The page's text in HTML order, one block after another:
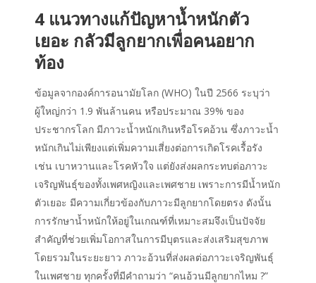
4 แนวทางแก้ปัญหาน้ำหนักตัว
เยอะ กลัวมีลูกยากเพื่อคนอยาก
ท้อง
ข้อมูลจากองค์การอนามัยโลก (WHO) ในปี 2566 ระบุว่า
ผู้ใหญ่กว่า 1.9 พันล้านคน หรือประมาณ 39% ของ
ประชากรโลก มีภาวะน้ำหนักเกินหรือโรคอ้วน ซึ่งภาวะน้ำ
หนักเกินไม่เพียงแต่เพิ่มความเสี่ยงต่อการเกิดโรคเรื้อรัง
เช่น เบาหวานและโรคหัวใจ แต่ยังส่งผลกระทบต่อภาวะ
เจริญพันธุ์ของทั้งเพศหญิงและเพศชาย เพราะการมีน้ำหนัก
ตัวเยอะ มีความเกี่ยวข้องกับภาวะมีลูกยากโดยตรง ดังนั้น
การรักษาน้ำหนักให้อยู่ในเกณฑ์ที่เหมาะสมจึงเป็นปัจจัย
สำคัญที่ช่วยเพิ่มโอกาสในการมีบุตรและส่งเสริมสุขภาพ
โดยรวมในระยะยาว ภาวะอ้วนที่ส่งผลต่อภาวะเจริญพันธุ์
ในเพศชาย ทุกครั้งที่มีคำถามว่า “คนอ้วนมีลูกยากไหม ?”